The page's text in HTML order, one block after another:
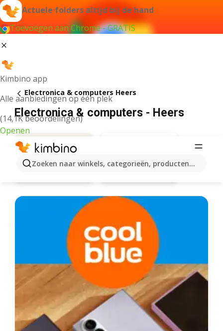
Actuele folders altijd bij de hand
Toevoegen aan Chrome - GRATIS
Kimbino app
Alle aanbiedingen op één plek
(14,1K beoordelingen)
Openen
Zoeken naar winkels, categorieën, producten...
Electronica & computers Heers
Electronica & computers - Heers